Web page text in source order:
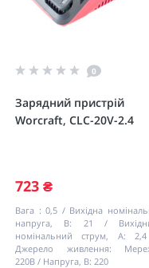
0
Зарядний пристрій
Worcraft, CLC-20V-2.4
723 ₴
Вага : 0,5
Вихідна
напруга, В:
21
номінальний струм, А:
2,4
Джерело живлення:
220В
Напруга, В: 220